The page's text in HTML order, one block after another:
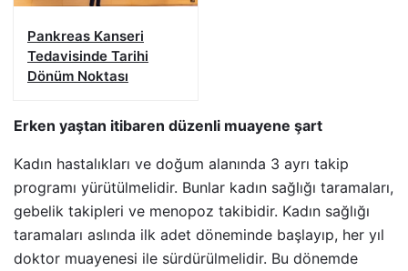
Pankreas Kanseri
Tedavisinde Tarihi
Dönüm Noktası
Erken yaştan itibaren düzenli muayene şart
Kadın hastalıkları ve doğum alanında 3 ayrı takip
programı yürütülmelidir. Bunlar kadın sağlığı taramaları,
gebelik takipleri ve menopoz takibidir. Kadın sağlığı
taramaları aslında ilk adet döneminde başlayıp, her yıl
doktor muayenesi ile sürdürülmelidir. Bu dönemde